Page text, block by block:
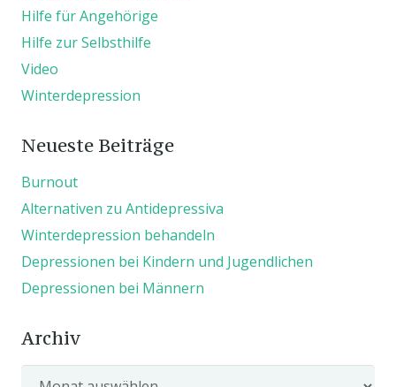
Hilfe für Angehörige
Hilfe zur Selbsthilfe
Video
Winterdepression
Neueste Beiträge
Burnout
Alternativen zu Antidepressiva
Winterdepression behandeln
Depressionen bei Kindern und Jugendlichen
Depressionen bei Männern
Archiv
Archiv